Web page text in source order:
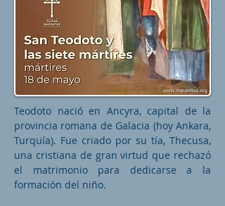
Teodoto nació en Ancyra, capital de la
provincia romana de Galacia (hoy Ankara,
Turquía). Fue criado por su tía, Thecusa,
una cristiana de gran virtud que rechazó
el matrimonio para dedicarse a la
formación del niño.